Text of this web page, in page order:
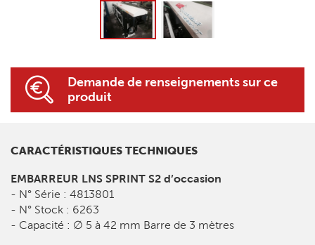
Demande de renseignements sur ce
produit
CARACTÉRISTIQUES TECHNIQUES
EMBARREUR LNS SPRINT S2 d’occasion
- N° Série : 4813801
- N° Stock : 6263
- Capacité : ∅ 5 à 42 mm Barre de 3 mètres